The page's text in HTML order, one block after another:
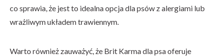
co sprawia, że ​​jest to idealna opcja dla psów z alergiami lub
wrażliwym układem trawiennym.
Warto również zauważyć, że Brit Karma dla psa oferuje